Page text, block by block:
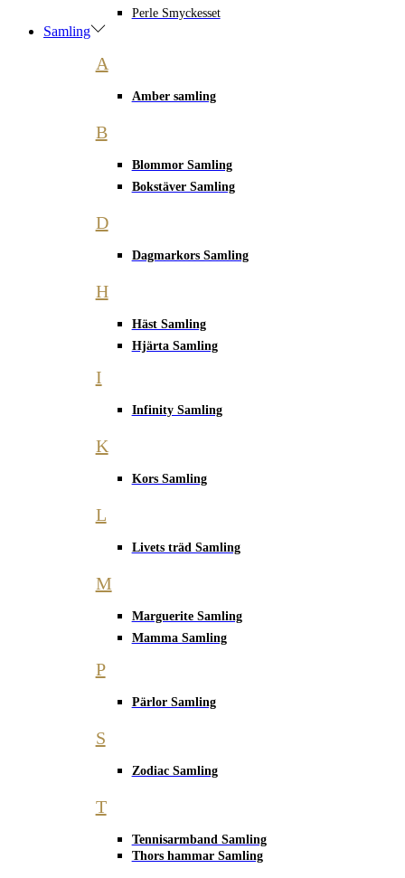
Perle Smyckesset
Samling
A
Amber samling
B
Blommor Samling
Bokstäver Samling
D
Dagmarkors Samling
H
Häst Samling
Hjärta Samling
I
Infinity Samling
K
Kors Samling
L
Livets träd Samling
M
Marguerite Samling
Mamma Samling
P
Pärlor Samling
S
Zodiac Samling
T
Tennisarmband Samling
Thors hammar Samling